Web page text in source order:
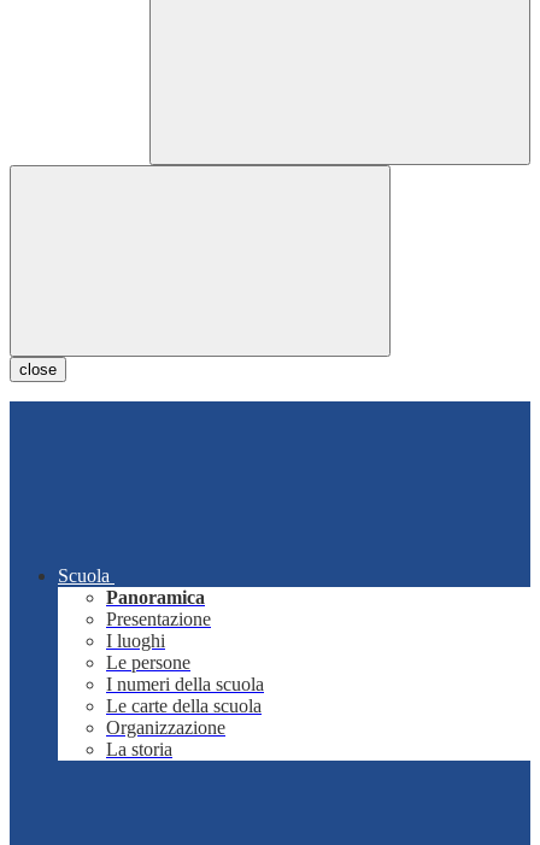
close
Scuola
Panoramica
Presentazione
I luoghi
Le persone
I numeri della scuola
Le carte della scuola
Organizzazione
La storia